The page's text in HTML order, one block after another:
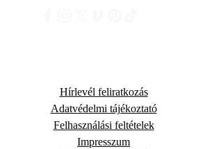
Hírlevél feliratkozás
Adatvédelmi tájékoztató
Felhasználási feltételek
Impresszum